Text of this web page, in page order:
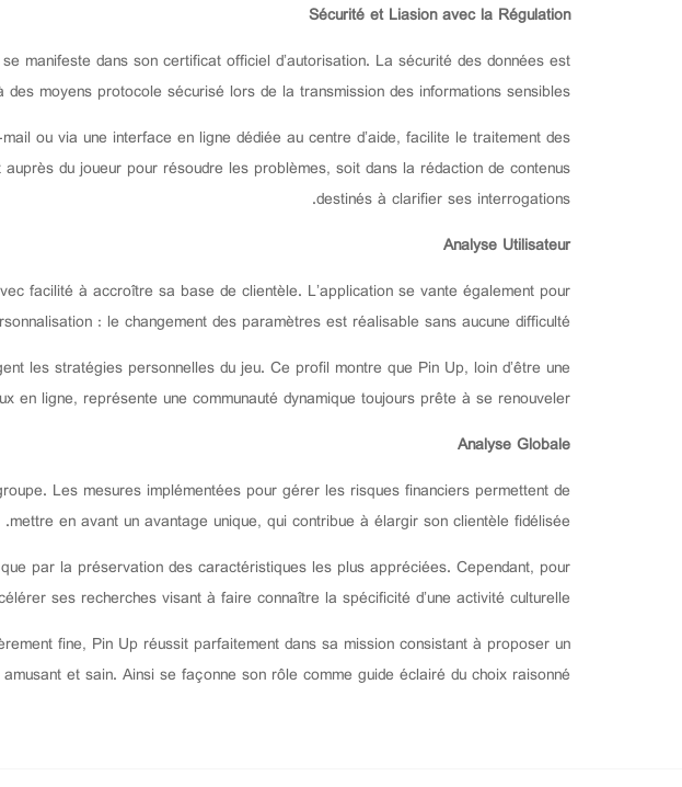
Sécurité et Liasion avec la Régulation
manifeste dans son certificat officiel d’autorisation. La sécurité des données est
moyens protocole sécurisé lors de la transmission des informations sensibles.
ou via une interface en ligne dédiée au centre d’aide, facilite le traitement des
du joueur pour résoudre les problèmes, soit dans la rédaction de contenus
destinés à clarifier ses interrogations.
Analyse Utilisateur
facilité à accroître sa base de clientèle. L’application se vante également pour
: le changement des paramètres est réalisable sans aucune difficulté.
les stratégies personnelles du jeu. Ce profil montre que Pin Up, loin d’être une
en ligne, représente une communauté dynamique toujours prête à se renouveler.
Analyse Globale
Les mesures implémentées pour gérer les risques financiers permettent de
mettre en avant un avantage unique, qui contribue à élargir son clientèle fidélisée.
par la préservation des caractéristiques les plus appréciées. Cependant, pour
ses recherches visant à faire connaître la spécificité d’une activité culturelle.
fine, Pin Up réussit parfaitement dans sa mission consistant à proposer un
et sain. Ainsi se façonne son rôle comme guide éclairé du choix raisonné.